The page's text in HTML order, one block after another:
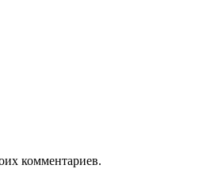
комментариев.